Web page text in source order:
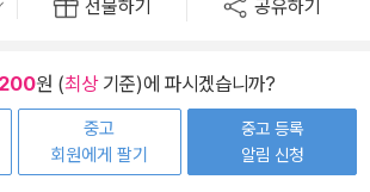
선물하기 공유하기
원 (최상기준)에 파시겠습니까?
중고
회원에게 팔기
중고 등록
알림 신청